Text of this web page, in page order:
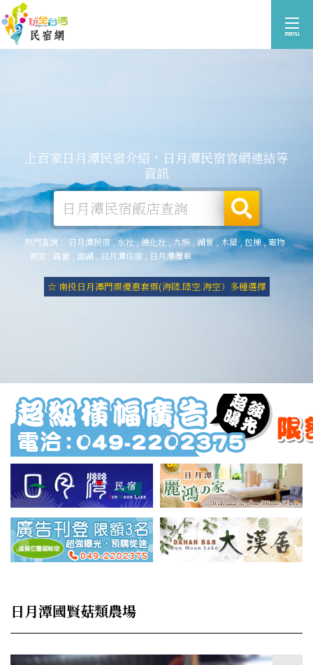
上百家日月潭民宿介紹，日月潭民宿官網連結等
資訊
熱門查詢： 日月潭民宿 水社,德化社,九族 湖景,木屋,包棟,寵物
便宜 露營 面湖 日月潭住宿 日月潭纜車
☆ 南投日月潭門票優惠套票(海陸.陸空.海空）多種選擇
日月潭國賢菇類農場